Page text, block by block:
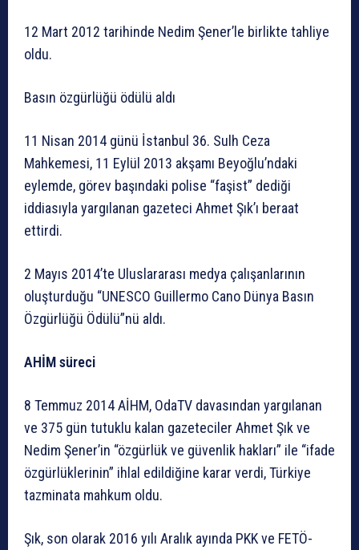
12 Mart 2012 tarihinde Nedim Şener’le birlikte tahliye
oldu.
Basın özgürlüğü ödülü aldı
11 Nisan 2014 günü İstanbul 36. Sulh Ceza
Mahkemesi, 11 Eylül 2013 akşamı Beyoğlu’ndaki
eylemde, görev başındaki polise “faşist” dediği
iddiasıyla yargılanan gazeteci Ahmet Şık’ı beraat
ettirdi.
2 Mayıs 2014’te Uluslararası medya çalışanlarının
oluşturduğu “UNESCO Guillermo Cano Dünya Basın
Özgürlüğü Ödülü”nü aldı.
AHİM süreci
8 Temmuz 2014 AİHM, OdaTV davasından yargılanan
ve 375 gün tutuklu kalan gazeteciler Ahmet Şık ve
Nedim Şener’in “özgürlük ve güvenlik hakları” ile “ifade
özgürlüklerinin” ihlal edildiğine karar verdi, Türkiye
tazminata mahkum oldu.
Şık, son olarak 2016 yılı Aralık ayında PKK ve FETÖ-